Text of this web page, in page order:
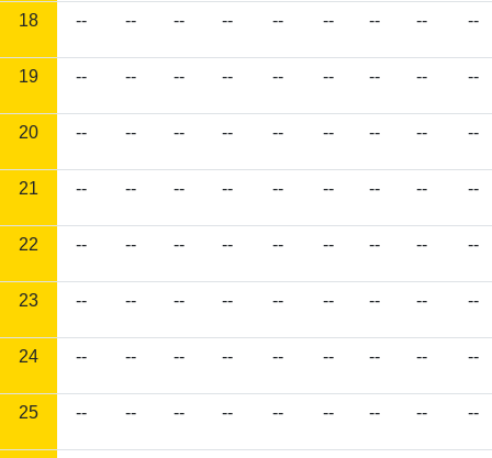
18 -- -- -- -- -- -- -- -- --
19 -- -- -- -- -- -- -- -- --
20 -- -- -- -- -- -- -- -- --
21 -- -- -- -- -- -- -- -- --
22 -- -- -- -- -- -- -- -- --
23 -- -- -- -- -- -- -- -- --
24 -- -- -- -- -- -- -- -- --
25 -- -- -- -- -- -- -- -- --